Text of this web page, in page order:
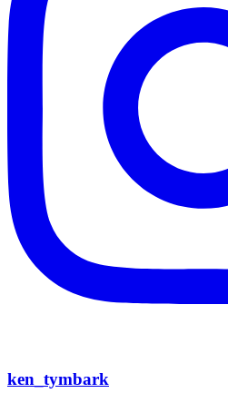
ken_tymbark